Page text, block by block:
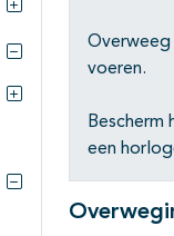
Subpagina's
Subpagina's
Subpagina's
Subpagina's
Overweeg
voeren.
Bescherm
een